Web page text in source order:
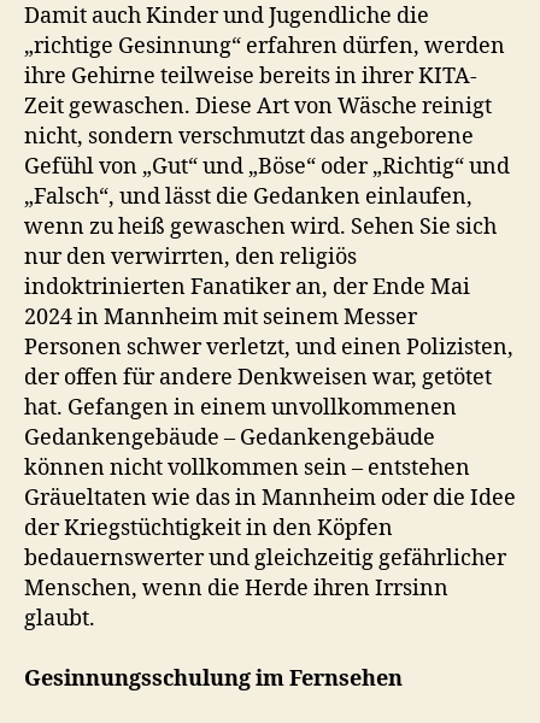
Damit auch Kinder und Jugendliche die
„richtige Gesinnung“ erfahren dürfen, werden
ihre Gehirne teilweise bereits in ihrer KITA-
Zeit gewaschen. Diese Art von Wäsche reinigt
nicht, sondern verschmutzt das angeborene
Gefühl von „Gut“ und „Böse“ oder „Richtig“ und
„Falsch“, und lässt die Gedanken einlaufen,
wenn zu heiß gewaschen wird. Sehen Sie sich
nur den verwirrten, den religiös
indoktrinierten Fanatiker an, der Ende Mai
2024 in Mannheim mit seinem Messer
Personen schwer verletzt, und einen Polizisten,
der offen für andere Denkweisen war, getötet
hat. Gefangen in einem unvollkommenen
Gedankengebäude – Gedankengebäude
können nicht vollkommen sein – entstehen
Gräueltaten wie das in Mannheim oder die Idee
der Kriegstüchtigkeit in den Köpfen
bedauernswerter und gleichzeitig gefährlicher
Menschen, wenn die Herde ihren Irrsinn
glaubt.
Gesinnungsschulung im Fernsehen